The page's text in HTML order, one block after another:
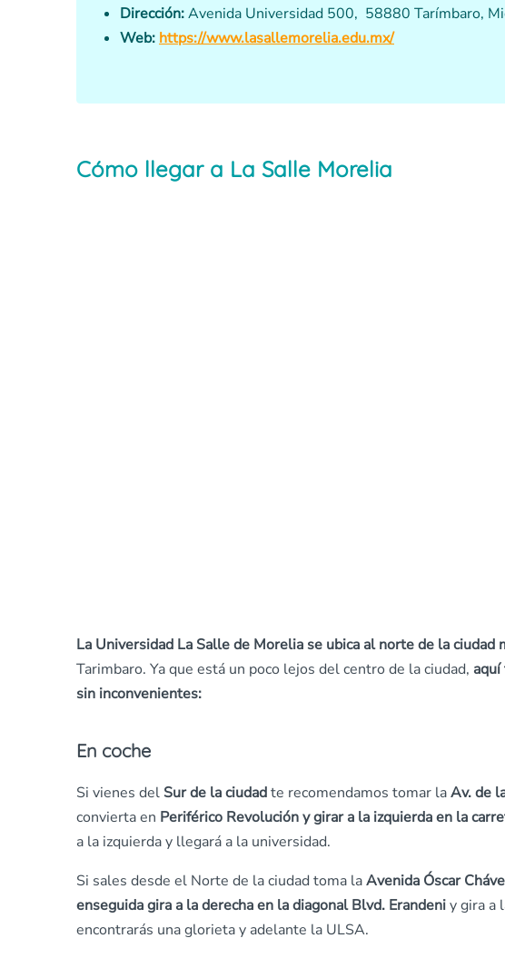
Dirección:Avenida Universidad 500, 58880 Tarímbaro,
Web: https://www.lasallemorelia.edu.mx/
Cómo llegar a La Salle Morelia
La Universidad La Salle de Morelia se ubica al norte de la ciudad
Tarimbaro. Ya que está un poco lejos del centro de la ciudad,
sin inconvenientes:
En coche
Si vienes delSur de la ciudadte recomendamos tomar laAv. de
convierta en Periférico Revolución y girar a la izquierda en la
a la izquierda y llegará a la universidad.
Si sales desde el Norte de la ciudad toma laAvenida Óscar
enseguida gira a la derecha en la diagonal Blvd. Erandeniy gira a
encontrarás una glorieta y adelante la ULSA.